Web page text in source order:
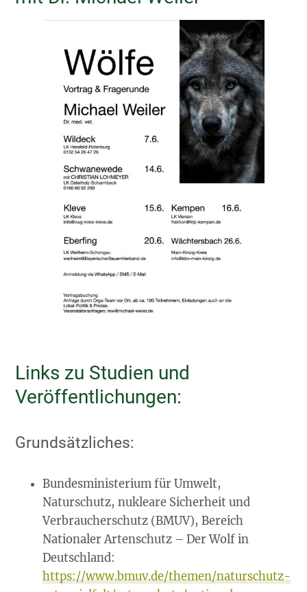
Links zu Studien und
Veröffentlichungen:
Grundsätzliches:
Bundesministerium für Umwelt,
Naturschutz, nukleare Sicherheit und
Verbraucherschutz (BMUV), Bereich
Nationaler Artenschutz – Der Wolf in
Deutschland:
https://www.bmuv.de/themen/naturschutz-